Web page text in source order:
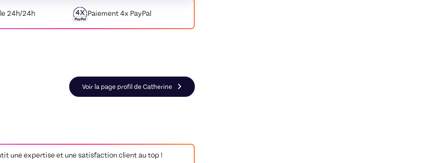
24h/24h Paiement4x PayPal
Voir la page profil de Catherine
une expertise et une satisfaction client au top !